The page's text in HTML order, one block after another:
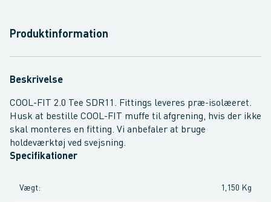
Produktinformation
Beskrivelse
COOL-FIT 2.0 Tee SDR11. Fittings leveres præ-isolæeret.
Husk at bestille COOL-FIT muffe til afgrening, hvis der ikke
skal monteres en fitting. Vi anbefaler at bruge
holdeværktøj ved svejsning.
Specifikationer
Vægt: 1,150 Kg